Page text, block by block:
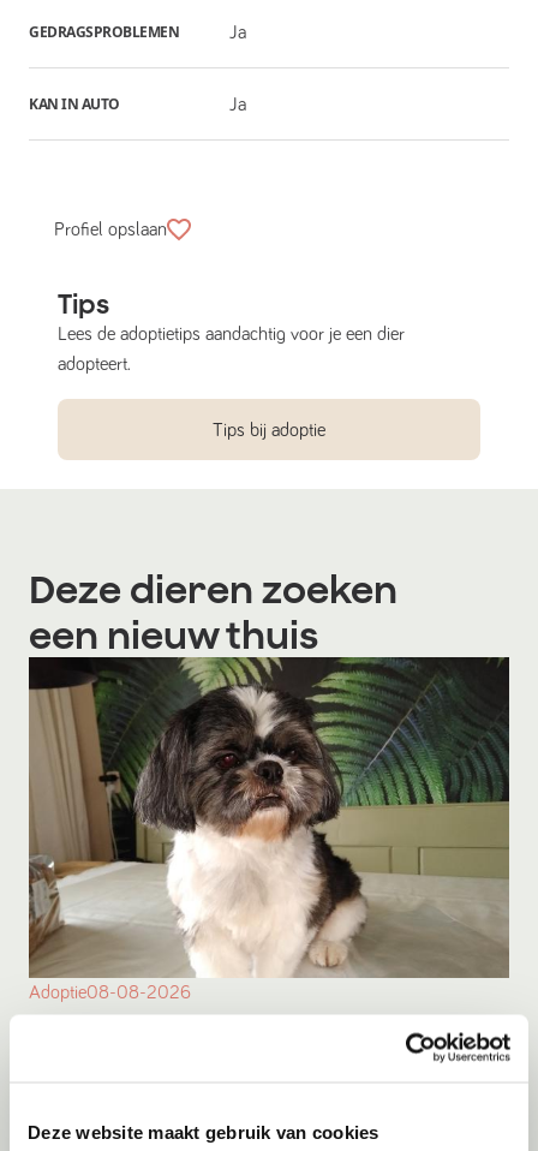
Deze website maakt gebruik van cookies
GEDRAGSPROBLEMEN Ja
KAN IN AUTO Ja
Profiel opslaan
Tips
Lees de adoptietips aandachtig voor je een dier
adopteert.
Tips bij adoptie
Deze dieren zoeken
een nieuw thuis
Adoptie08-08-2026